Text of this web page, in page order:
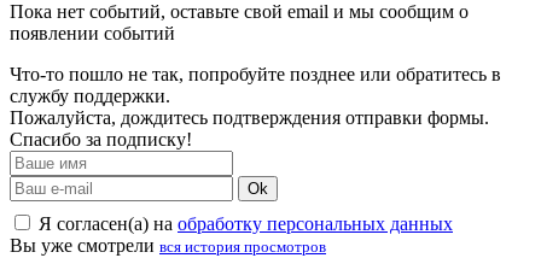
Пока нет событий, оставьте свой email и мы сообщим о
появлении событий
Что-то пошло не так, попробуйте позднее или обратитесь в
службу поддержки.
Пожалуйста, дождитесь подтверждения отправки формы.
Спасибо за подписку!
Ok
Я согласен(а) на обработку персональных данных
Вы уже смотрели вся история просмотров